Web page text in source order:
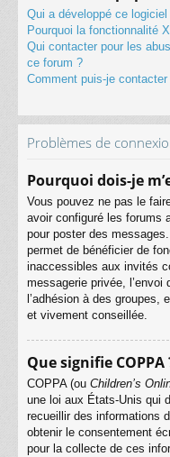
Qui a développé ce
Pourquoi la fonctionnalité
Qui contacter pour les
ce forum ?
Comment puis-je
Problèmes de
Pourquoi dois-je
Vous pouvez ne pas le
avoir configuré les forums
pour poster des
permet de bénéficier de
inaccessibles aux invités
messagerie privée, l’envoi
l’adhésion à des groupes,
et vivement conseillée.
Que signifie COPPA
COPPA (ou Children’s
une loi aux États-Unis qui
recueillir des informations
obtenir le consentement
pour la collecte de ces